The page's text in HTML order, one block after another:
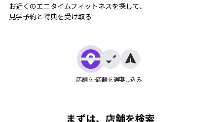
お近くのエニタイムフィットネスを探して、
⾒学予約と特典を受け取る
店舗を探す店舗を選ぶ申し込み
まずは、店舗を検索